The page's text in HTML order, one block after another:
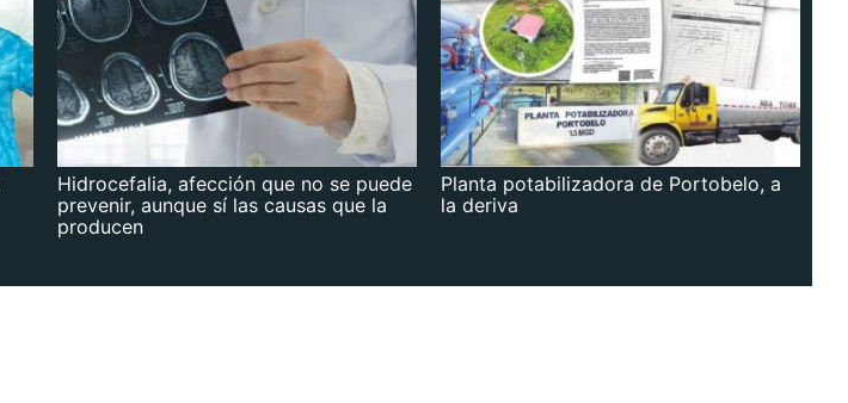
Hidrocefalia, afección que no se puede
prevenir, aunque sí las causas que la
producen
Planta potabilizadora de Portobelo, a
la deriva